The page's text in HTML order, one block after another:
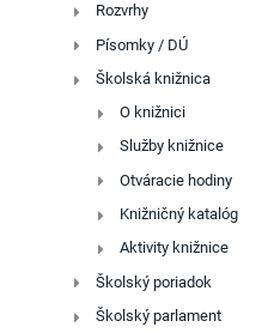
Rozvrhy
Písomky / DÚ
Školská knižnica
O knižnici
Služby knižnice
Otváracie hodiny
Knižničný katalóg
Aktivity knižnice
Školský poriadok
Školský parlament